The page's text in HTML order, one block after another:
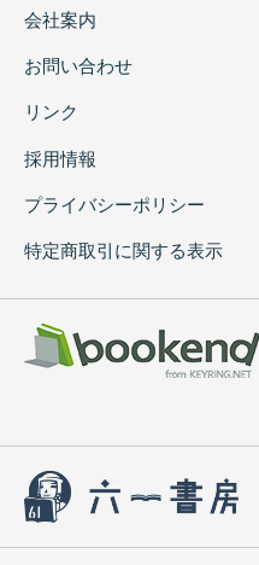
会社案内
お問い合わせ
リンク
採用情報
プライバシーポリシー
特定商取引に関する表示